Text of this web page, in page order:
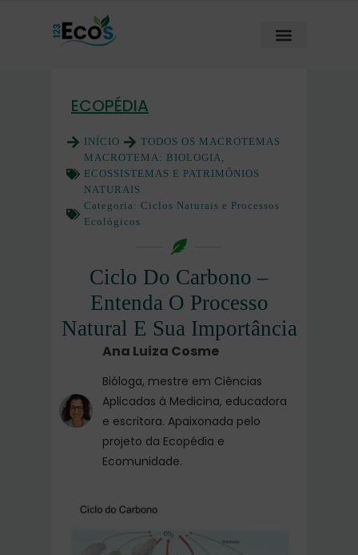
ECOPÉDIA
INÍCIO
TODOS OS MACROTEMAS
MACROTEMA: BIOLOGIA,
ECOSSISTEMAS E PATRIMÔNIOS
NATURAIS
Categoria: Ciclos Naturais e Processos
Ecológicos
Ciclo Do Carbono –
Entenda O Processo
Natural E Sua Importância
Ana Luiza Cosme
Bióloga, mestre em Ciências
Aplicadas à Medicina, educadora
e escritora. Apaixonada pelo
projeto da Ecopédia e
Ecomunidade.